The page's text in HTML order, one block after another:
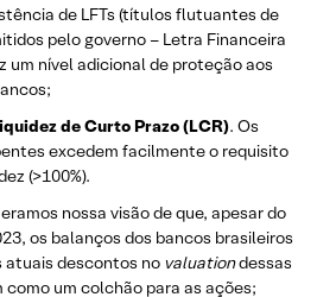
de LFTs (títulos flutuantes de
pelo governo – Letra Financeira
um nível adicional de proteção aos
de Curto Prazo (LCR). Os
excedem facilmente o requisito
(>100%).
nossa visão de que, apesar do
os balanços dos bancos brasileiros
atuais descontos no valuationdessas
um colchão para as ações;